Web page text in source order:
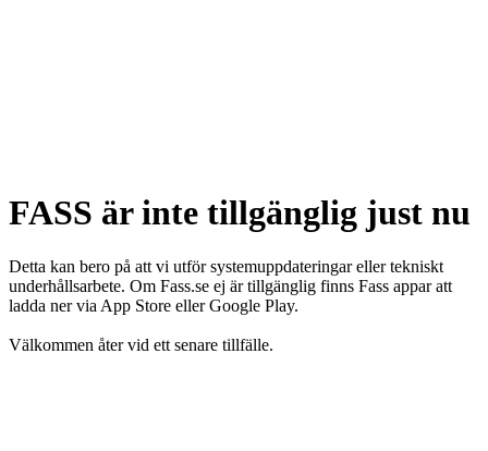
FASS är inte tillgänglig just nu
Detta kan bero på att vi utför systemuppdateringar eller tekniskt
underhållsarbete. Om Fass.se ej är tillgänglig finns Fass appar att
ladda ner via App Store eller Google Play.
Välkommen åter vid ett senare tillfälle.